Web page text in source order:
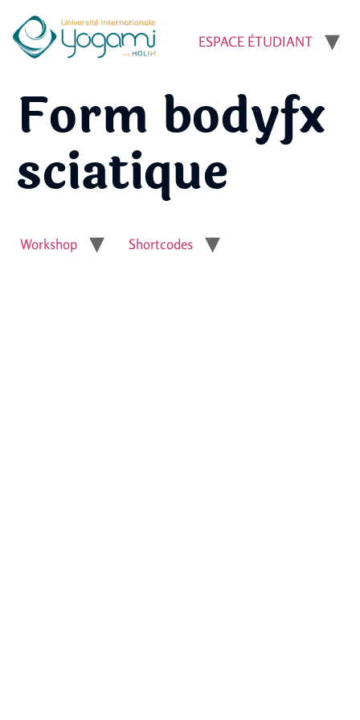
ESPACE ÉTUDIANT
Form bodyfx
sciatique
Workshop Shortcodes